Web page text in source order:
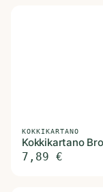
KOKKIKARTANO
Kokkikartano
7,89 €